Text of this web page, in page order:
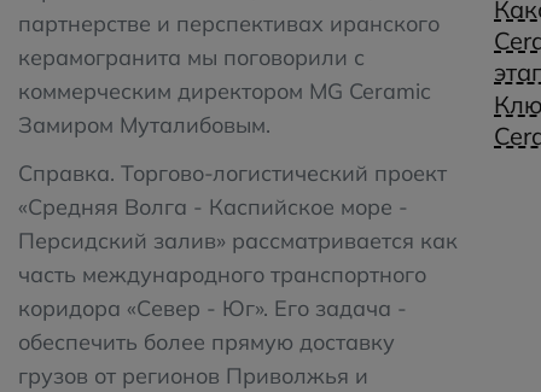
партнерстве и перспективах иранского
керамогранита мы поговорили с
коммерческим директором MG Ceramic
Замиром Муталибовым.
Справка. Торгово-логистический проект
«Средняя Волга - Каспийское море -
Персидский залив» рассматривается как
часть международного транспортного
коридора «Север - Юг». Его задача -
обеспечить более прямую доставку
грузов от регионов Приволжья и